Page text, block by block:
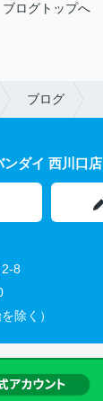
ブログトップへ
ブログ
ンダイ 西川口店
8
除く）